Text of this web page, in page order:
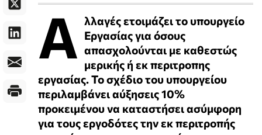
Α λλαγές ετοιμάζει το υπουργείο
Εργασίας για όσους
απασχολούνται με καθεστώς
μερικής ή εκ περιτροπης
εργασίας. Το σχέδιο του υπουργείου
περιλαμβάνει αύξησεις 10%
προκειμένου να καταστήσει ασύμφορη
για τους εργοδότες την εκ περιτροπής